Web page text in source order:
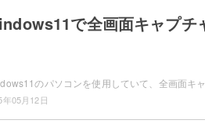
で全画面キャプチ
年05月12日